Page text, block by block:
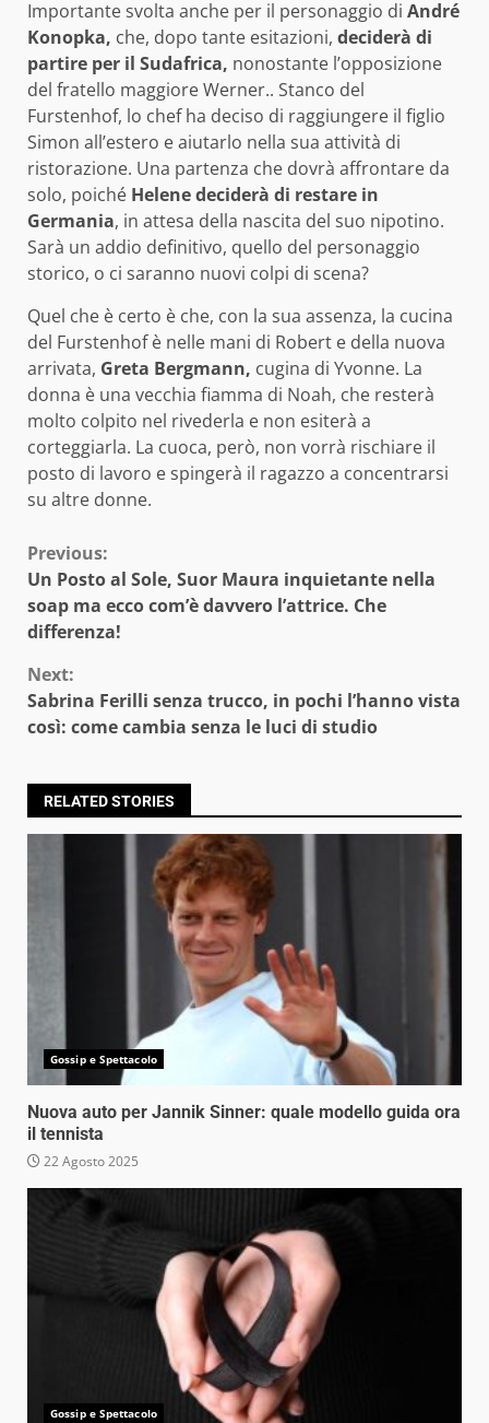
Importante svolta anche per il personaggio di André
Konopka, che, dopo tante esitazioni, deciderà di
partire per il Sudafrica, nonostante l’opposizione
del fratello maggiore Werner.. Stanco del
Furstenhof, lo chef ha deciso di raggiungere il figlio
Simon all’estero e aiutarlo nella sua attività di
ristorazione. Una partenza che dovrà affrontare da
solo, poiché Helene deciderà di restare in
Germania, in attesa della nascita del suo nipotino.
Sarà un addio definitivo, quello del personaggio
storico, o ci saranno nuovi colpi di scena?
Quel che è certo è che, con la sua assenza, la cucina
del Furstenhof è nelle mani di Robert e della nuova
arrivata, Greta Bergmann, cugina di Yvonne. La
donna è una vecchia fiamma di Noah, che resterà
molto colpito nel rivederla e non esiterà a
corteggiarla. La cuoca, però, non vorrà rischiare il
posto di lavoro e spingerà il ragazzo a concentrarsi
su altre donne.
Continue
Reading
Previous:
Un Posto al Sole, Suor Maura inquietante nella
soap ma ecco com’è davvero l’attrice. Che
differenza!
Next:
Sabrina Ferilli senza trucco, in pochi l’hanno vista
così: come cambia senza le luci di studio
RELATED STORIES
Gossip e Spettacolo
Nuova auto per Jannik Sinner: quale modello guida ora
il tennista
22 Agosto 2025
Gossip e Spettacolo